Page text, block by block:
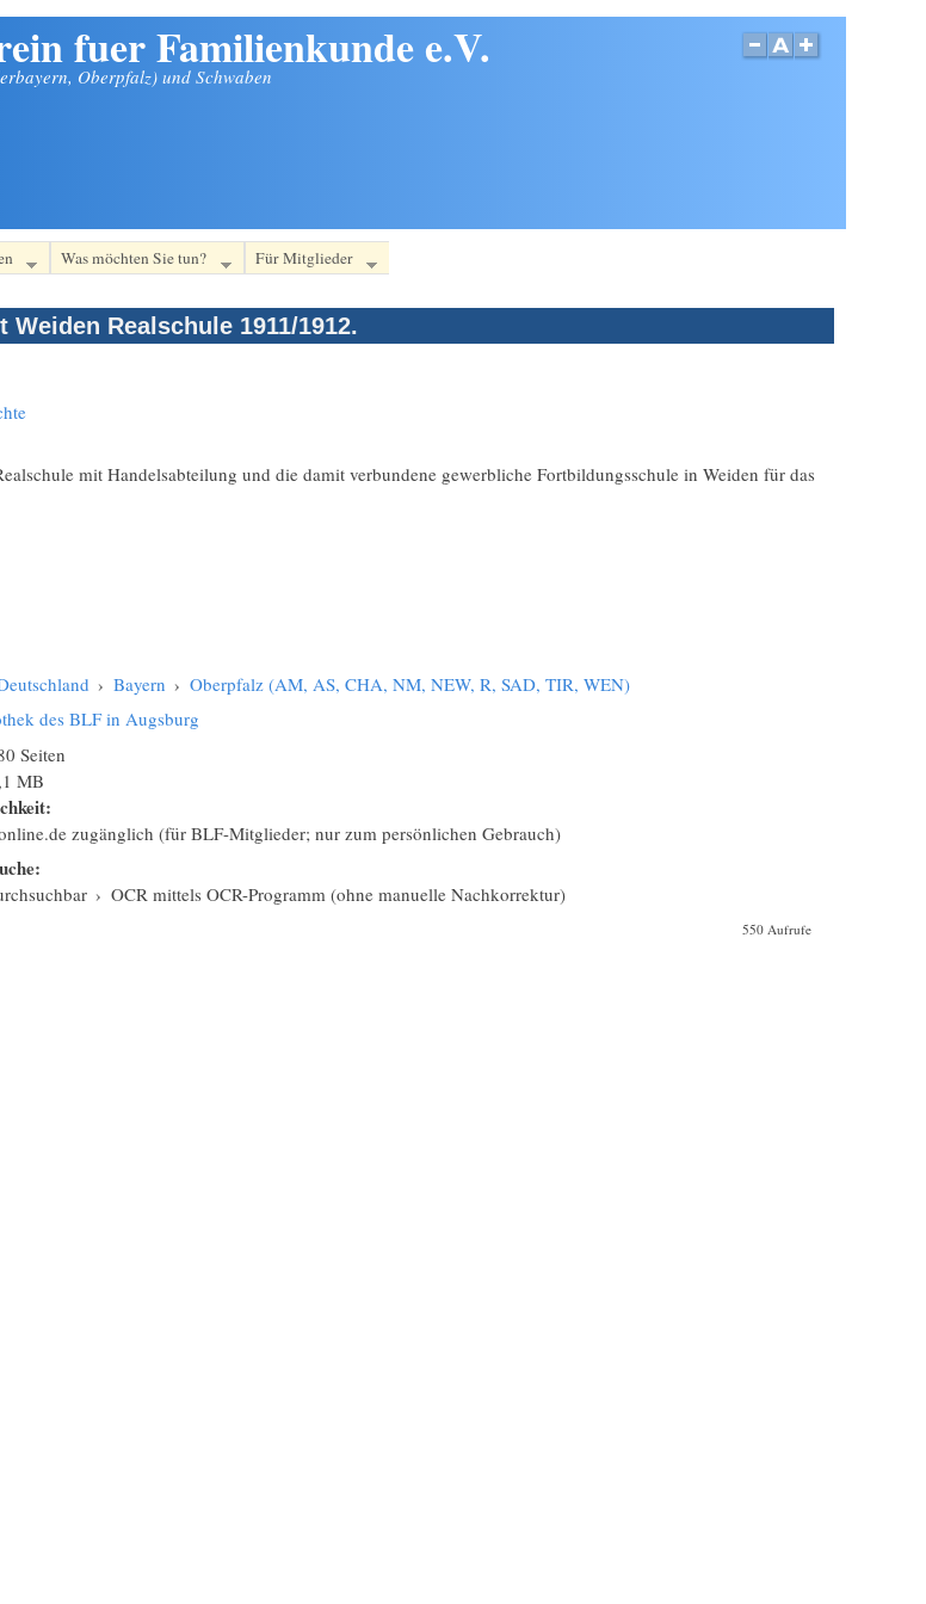
fuer Familienkunde e.V.
Oberpfalz) und Schwaben
Was möchten Sie tun? Für Mitglieder
Realschule 1911/1912.
mit Handelsabteilung und die damit verbundene gewerbliche Fortbildungsschule in Weiden für das
› Bayern › Oberpfalz (AM, AS, CHA, NM, NEW, R, SAD, TIR, WEN)
des BLF in Augsburg
Seiten
MB
zugänglich (für BLF-Mitglieder; nur zum persönlichen Gebrauch)
› OCR mittels OCR-Programm (ohne manuelle Nachkorrektur)
550 Aufrufe